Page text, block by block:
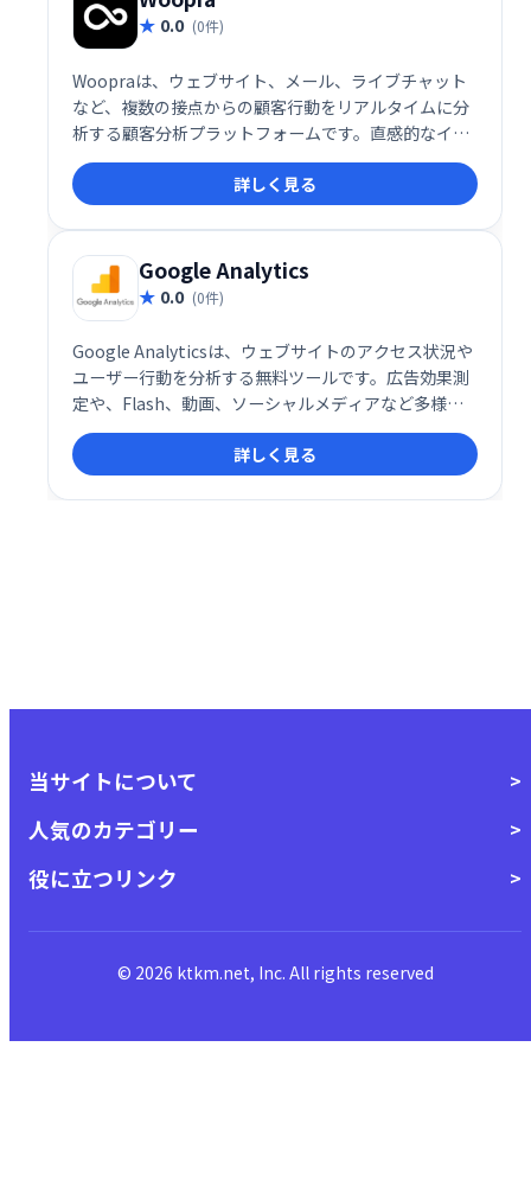
0.0 (0件)
Woopraは、ウェブサイト、メール、ライブチャット
など、複数の接点からの顧客行動をリアルタイムに分
析する顧客分析プラットフォームです。直感的なイン
ターフェースで顧客の行動を理解し、効率的な顧客プ
ロファイルを作成できます。様々なデータソースを統
合し、顧客の行動を常に把握することで、より効果的
な顧客対応を実現します。
詳しく見る
Google Analytics
0.0 (0件)
Google Analyticsは、ウェブサイトのアクセス状況や
ユーザー行動を分析する無料ツールです。広告効果測
定や、Flash、動画、ソーシャルメディアなど多様な
データの追跡が可能です。ウェブサイトの改善やビジ
ネス成長のための貴重なインサイトを提供します。
詳しく見る
当サイトについて
人気のカテゴリー
役に立つリンク
© 2026 ktkm.net, Inc. All rights reserved